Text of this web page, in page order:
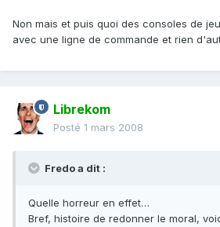
Non mais et puis quoi des consoles de
avec une ligne de commande et rien
Librekom
Posté 1 mars 2008
Fredo a dit :
Quelle horreur en effet…
Bref, histoire de redonner le moral,